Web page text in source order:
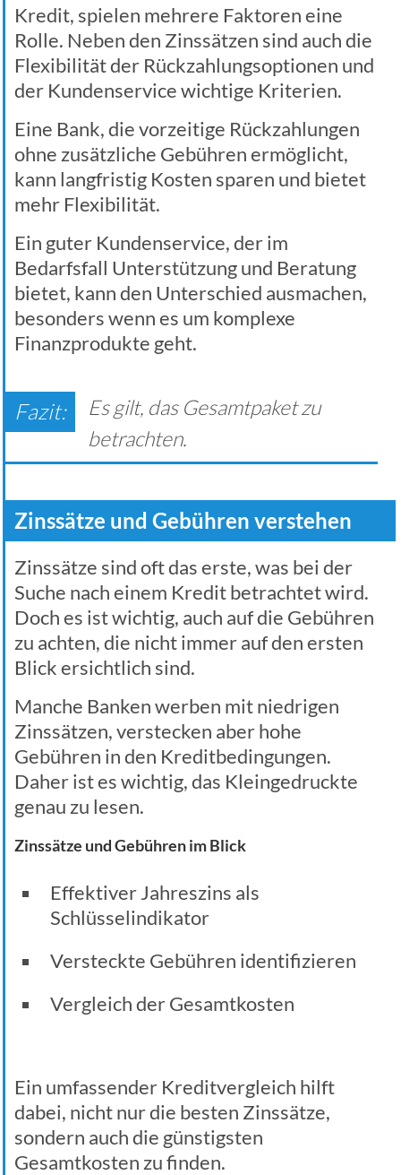
Kredit, spielen mehrere Faktoren eine
Rolle. Neben den Zinssätzen sind auch die
Flexibilität der Rückzahlungsoptionen und
der Kundenservice wichtige Kriterien.
Eine Bank, die vorzeitige Rückzahlungen
ohne zusätzliche Gebühren ermöglicht,
kann langfristig Kosten sparen und bietet
mehr Flexibilität.
Ein guter Kundenservice, der im
Bedarfsfall Unterstützung und Beratung
bietet, kann den Unterschied ausmachen,
besonders wenn es um komplexe
Finanzprodukte geht.
Es gilt, das Gesamtpaket zu
betrachten.
Zinssätze und Gebühren verstehen
Zinssätze sind oft das erste, was bei der
Suche nach einem Kredit betrachtet wird.
Doch es ist wichtig, auch auf die Gebühren
zu achten, die nicht immer auf den ersten
Blick ersichtlich sind.
Manche Banken werben mit niedrigen
Zinssätzen, verstecken aber hohe
Gebühren in den Kreditbedingungen.
Daher ist es wichtig, das Kleingedruckte
genau zu lesen.
Zinssätze und Gebühren im Blick
Effektiver Jahreszins als
Schlüsselindikator
Versteckte Gebühren identifizieren
Vergleich der Gesamtkosten
Ein umfassender Kreditvergleich hilft
dabei, nicht nur die besten Zinssätze,
sondern auch die günstigsten
Gesamtkosten zu finden.